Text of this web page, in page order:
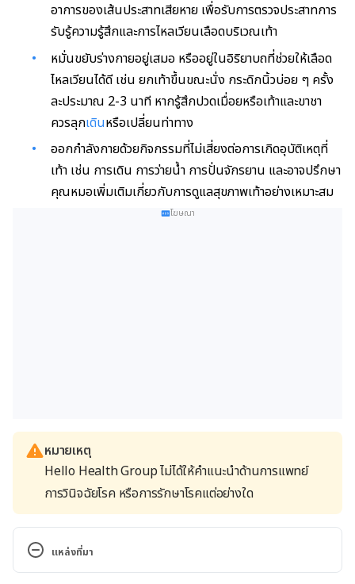
อาการของเส้นประสาทเสียหาย เพื่อรับการตรวจประสาทการ
รับรู้ความรู้สึกและการไหลเวียนเลือดบริเวณเท้า
หมั่นขยับร่างกายอยู่เสมอ หรืออยู่ในอิริยาบถที่ช่วยให้เลือด
ไหลเวียนได้ดี เช่น ยกเท้าขึ้นขณะนั่ง กระดิกนิ้วบ่อย ๆ ครั้ง
ละประมาณ 2-3 นาที หากรู้สึกปวดเมื่อยหรือเท้าและขาชา
ควรลุกเดินหรือเปลี่ยนท่าทาง
ออกกำลังกายด้วยกิจกรรมที่ไม่เสี่ยงต่อการเกิดอุบัติเหตุที่
เท้า เช่น การเดิน การว่ายน้ำ การปั่นจักรยาน และอาจปรึกษา
คุณหมอเพิ่มเติมเกี่ยวกับการดูแลสุขภาพเท้าอย่างเหมาะสม
โฆษณา
หมายเหตุ
Hello Health Group ไม่ได้ให้คำแนะนำด้านการแพทย์
การวินิจฉัยโรค หรือการรักษาโรคแต่อย่างใด
แหล่งที่มา